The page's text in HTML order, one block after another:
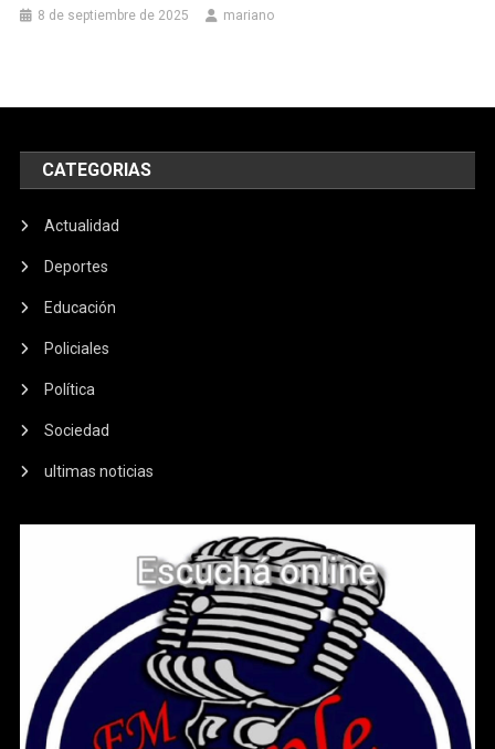
8 de septiembre de 2025 mariano
CATEGORIAS
Actualidad
Deportes
Educación
Policiales
Política
Sociedad
ultimas noticias